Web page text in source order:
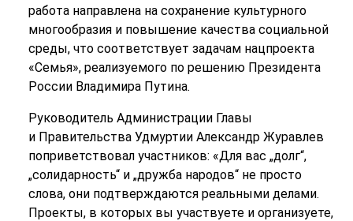
работа направлена на сохранение культурного
многообразия и повышение качества социальной
среды, что соответствует задачам нацпроекта
«Семья», реализуемого по решению Президента
России Владимира Путина.
Руководитель Администрации Главы
и Правительства Удмуртии Александр Журавлев
поприветствовал участников: «Для вас „долг“,
„солидарность“ и „дружба народов“ не просто
слова, они подтверждаются реальными делами.
Проекты, в которых вы участвуете и организуете,